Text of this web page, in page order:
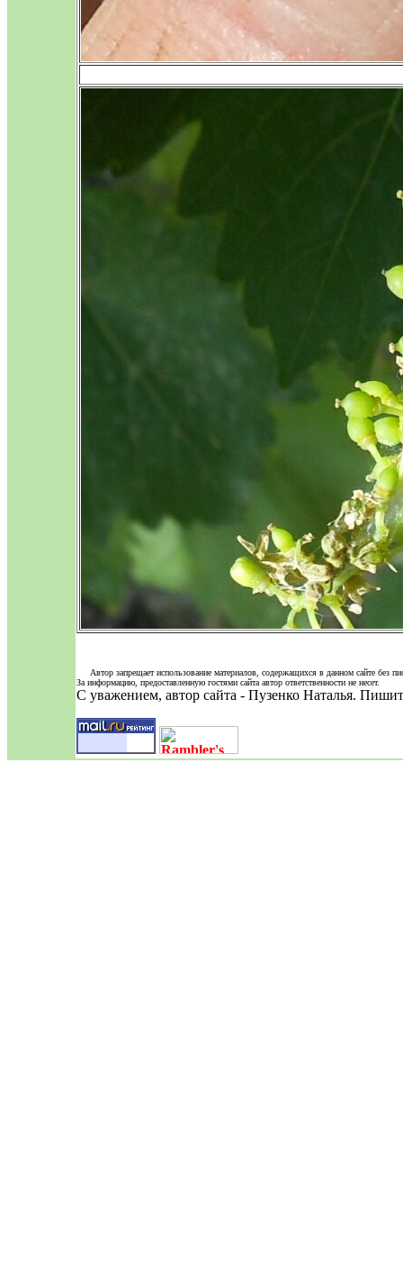
Автор запрещает использование материалов, содержащихся в данном сайте без
За информацию, предоставленную гостями сайта автор ответственности не несет.
С уважением, автор сайта - Пузенко Наталья.